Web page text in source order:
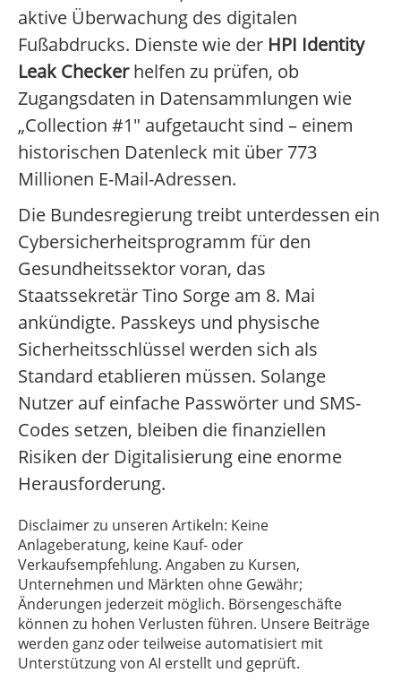
aktive Überwachung des digitalen
Fußabdrucks. Dienste wie der HPI Identity
Leak Checkerhelfen zu prüfen, ob
Zugangsdaten in Datensammlungen wie
„Collection #1" aufgetaucht sind – einem
historischen Datenleck mit über 773
Millionen E-Mail-Adressen.
Die Bundesregierung treibt unterdessen ein
Cybersicherheitsprogramm für den
Gesundheitssektor voran, das
Staatssekretär Tino Sorge am 8. Mai
ankündigte. Passkeys und physische
Sicherheitsschlüssel werden sich als
Standard etablieren müssen. Solange
Nutzer auf einfache Passwörter und SMS-
Codes setzen, bleiben die finanziellen
Risiken der Digitalisierung eine enorme
Herausforderung.
Disclaimer zu unseren Artikeln: Keine
Anlageberatung, keine Kauf- oder
Verkaufsempfehlung. Angaben zu Kursen,
Unternehmen und Märkten ohne Gewähr;
Änderungen jederzeit möglich. Börsengeschäfte
können zu hohen Verlusten führen. Unsere Beiträge
werden ganz oder teilweise automatisiert mit
Unterstützung von AI erstellt und geprüft.